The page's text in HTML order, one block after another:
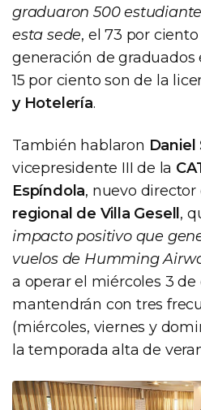
graduaron 500
esta sede, el 73 por
generación de graduados
15 por ciento son de la
y Hotelería.
También hablaron
vicepresidente III de la
Espíndola, nuevo director
regional de Villa Gesell,
impacto positivo que
vuelos de Humming
a operar el miércoles 3
mantendrán con tres
(miércoles, viernes y
la temporada alta de